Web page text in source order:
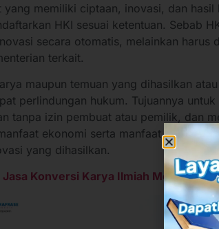
yang memiliki ciptaan, inovasi, dan
HKI sesuai ketentuan. Sebab
secara otomatis, melainkan harus
terkait.
maupun temuan yang dihasilkan
perlindungan hukum. Tujuannya
tanpa izin pembuat atau pemilik, dan
ekonomi serta manfaat pada
yang dihasilkan.
Jasa Konversi Karya Ilmiah Menjadi